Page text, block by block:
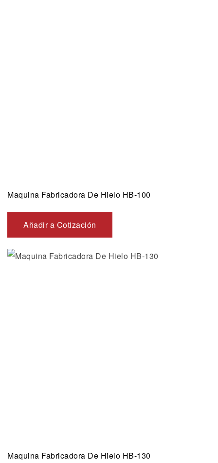
Maquina Fabricadora De Hielo HB-100
Añadir a Cotización
Maquina Fabricadora De Hielo HB-130